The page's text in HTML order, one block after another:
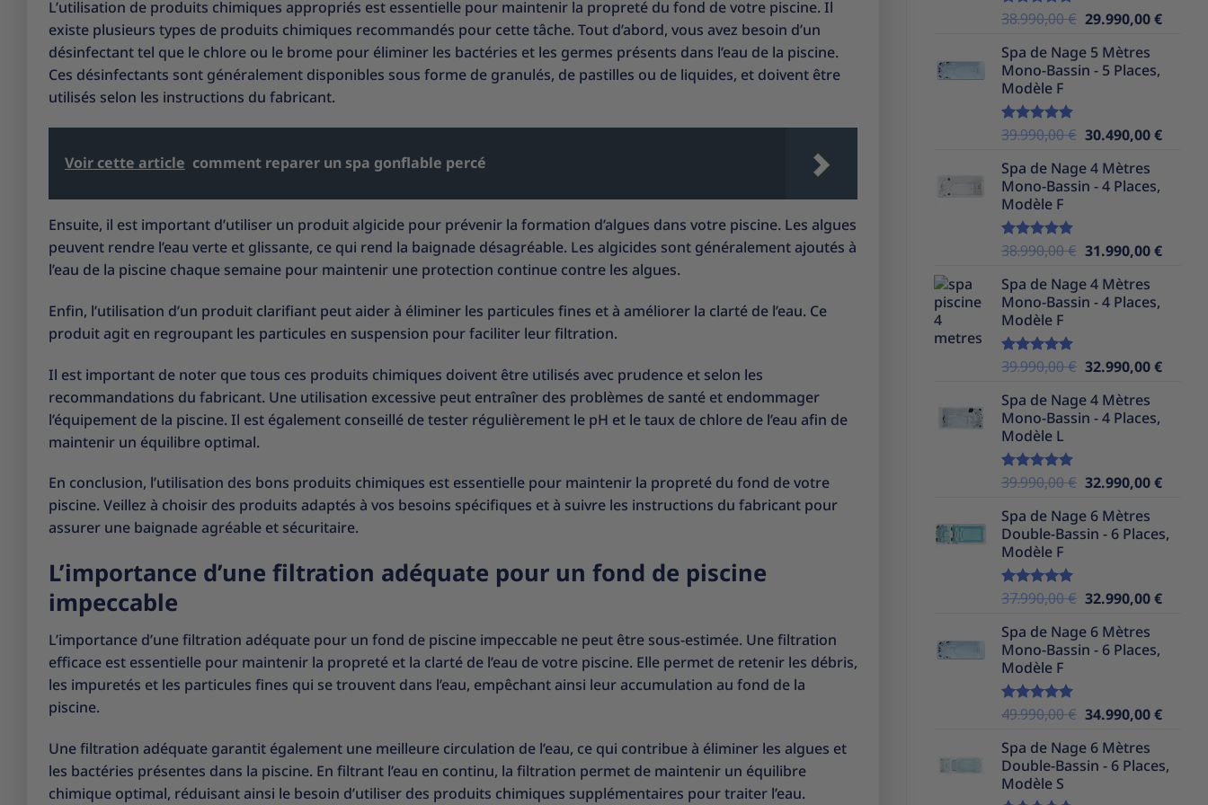
L’utilisation de produits chimiques appropriés est essentielle pour maintenir la propreté du fond de votre piscine. Il
existe plusieurs types de produits chimiques recommandés pour cette tâche. Tout d’abord, vous avez besoin d’un
désinfectant tel que le chlore ou le brome pour éliminer les bactéries et les germes présents dans l’eau de la piscine.
Ces désinfectants sont généralement disponibles sous forme de granulés, de pastilles ou de liquides, et doivent être
utilisés selon les instructions du fabricant.
Voir cette article comment reparer un spa gonflable percé
Ensuite, il est important d’utiliser un produit algicide pour prévenir la formation d’algues dans votre piscine. Les algues
peuvent rendre l’eau verte et glissante, ce qui rend la baignade désagréable. Les algicides sont généralement ajoutés à
l’eau de la piscine chaque semaine pour maintenir une protection continue contre les algues.
Enfin, l’utilisation d’un produit clarifiant peut aider à éliminer les particules fines et à améliorer la clarté de l’eau. Ce
produit agit en regroupant les particules en suspension pour faciliter leur filtration.
Il est important de noter que tous ces produits chimiques doivent être utilisés avec prudence et selon les
recommandations du fabricant. Une utilisation excessive peut entraîner des problèmes de santé et endommager
l’équipement de la piscine. Il est également conseillé de tester régulièrement le pH et le taux de chlore de l’eau afin de
maintenir un équilibre optimal.
En conclusion, l’utilisation des bons produits chimiques est essentielle pour maintenir la propreté du fond de votre
piscine. Veillez à choisir des produits adaptés à vos besoins spécifiques et à suivre les instructions du fabricant pour
assurer une baignade agréable et sécuritaire.
L’importance d’une filtration adéquate pour un fond de piscine
impeccable
L’importance d’une filtration adéquate pour un fond de piscine impeccable ne peut être sous-estimée. Une filtration
efficace est essentielle pour maintenir la propreté et la clarté de l’eau de votre piscine. Elle permet de retenir les débris,
les impuretés et les particules fines qui se trouvent dans l’eau, empêchant ainsi leur accumulation au fond de la
piscine.
Une filtration adéquate garantit également une meilleure circulation de l’eau, ce qui contribue à éliminer les algues et
les bactéries présentes dans la piscine. En filtrant l’eau en continu, la filtration permet de maintenir un équilibre
chimique optimal, réduisant ainsi le besoin d’utiliser des produits chimiques supplémentaires pour traiter l’eau.
Note5.00
38.990,00€ Le
initial
était :
29.990,00€Le
Spa de Nage 5 Mètres
Mono-Bassin - 5 Places,
Modèle F
Note5.00
39.990,00€ Le
initial
était :
30.490,00€Le
Spa de Nage 4 Mètres
Mono-Bassin - 4 Places,
Modèle F
Note5.00
38.990,00€ Le
initial
était :
31.990,00€Le
Spa de Nage 4 Mètres
Mono-Bassin - 4 Places,
Modèle F
Note5.00
39.990,00€ Le
initial
était :
32.990,00€Le
Spa de Nage 4 Mètres
Mono-Bassin - 4 Places,
Modèle L
Note5.00
39.990,00€ Le
initial
était :
32.990,00€Le
est :
Spa de Nage 6 Mètres
Double-Bassin - 6 Places,
Modèle F
Note5.00
37.990,00€ Le
initial
était :
32.990,00€Le
Spa de Nage 6 Mètres
Mono-Bassin - 6 Places,
Modèle F
Note5.00
49.990,00€ Le
initial
était :
34.990,00€Le
est :
Spa de Nage 6 Mètres
Double-Bassin - 6 Places,
Modèle S